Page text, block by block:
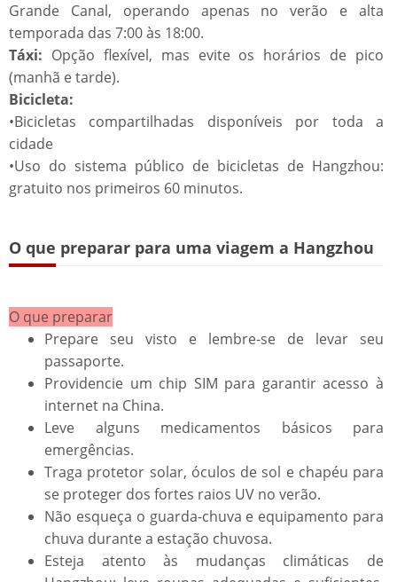
Grande Canal, operando apenas no verão e alta
temporada das 7:00 às 18:00.
​​Táxi:​ Opção flexível, mas evite os horários de pico
(manhã e tarde).
​​Bicicleta:​​
•Bicicletas compartilhadas disponíveis por toda a
cidade
•Uso do sistema público de bicicletas de Hangzhou:
gratuito nos primeiros 60 minutos.
O que preparar para uma viagem a Hangzhou​​
​​O que preparar​​
Prepare seu visto e lembre-se de levar seu
passaporte.
Providencie um chip SIM para garantir acesso à
internet na China.
Leve alguns medicamentos básicos para
emergências.
Traga protetor solar, óculos de sol e chapéu para
se proteger dos fortes raios UV no verão.
Não esqueça o guarda-chuva e equipamento para
chuva durante a estação chuvosa.
Esteja atento às mudanças climáticas de